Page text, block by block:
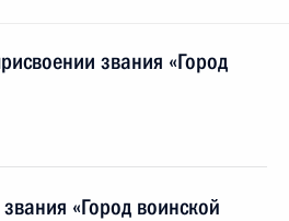
звания «Город
«Город воинской